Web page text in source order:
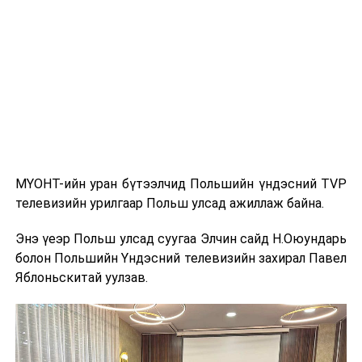
Энэхүү арга хэмжээ нь Монгол Улсыг олон улсад
сурталчлах, хил дамнасан аялал жуулчлалын хамтын
урсгалыг нэмэгдүүлэхэд чухал ач холбогдолтой юм.
МҮОНТ-ийн уран бүтээлчид Польшийн үндэсний TVP
телевизийн урилгаар Польш улсад ажиллаж байна.
Энэ үеэр Польш улсад суугаа Элчин сайд Н.Оюундарь
болон Польшийн Үндэсний телевизийн захирал Павел
Яблоньскитай уулзав.